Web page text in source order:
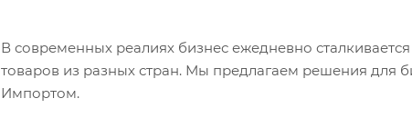
В современных реалиях бизнес ежедневно
товаров из разных стран. Мы предлагаем решения для
Импортом.